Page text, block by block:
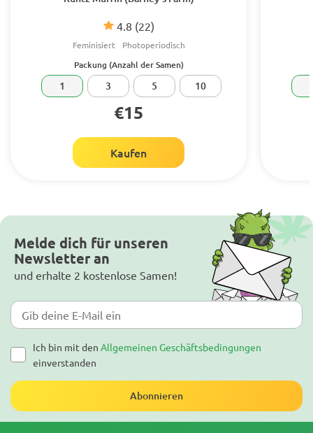
4.8 (22)
Feminisiert Photoperiodisch
Packung (Anzahl der Samen)
1 3 5 10
€15
Kaufen
Melde dich für unseren
Newsletter an
und erhalte 2 kostenlose Samen!
Ich bin mit den Allgemeinen Geschäftsbedingungen
einverstanden
Abonnieren